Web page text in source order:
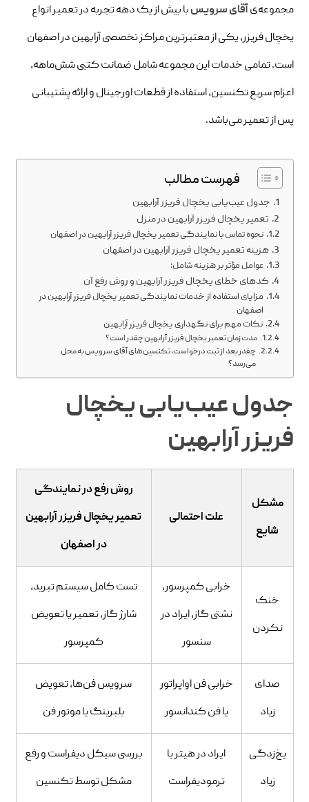
مجموعه‌یآقای سرویسبا بیش از یک دهه تجربه در تعمیر انواع
یخچال‌ فریزر، یکی از معتبرترین مراکز تخصصی آرابهین در اصفهان
است. تمامی خدمات این مجموعه شامل ضمانت کتبی شش‌ماهه،
اعزام سریع تکنسین، استفاده از قطعات اورجینال و ارائه پشتیبانی
پس از تعمیر می‌باشد.
فهرست مطالب
جدول عیب‌یابی یخچال فریزر آرابهین
تعمیر یخچال فریزر آرابهین در منزل
نحوه تماس با نمایندگی تعمیر یخچال فریزر آرابهین در اصفهان
هزینه تعمیر یخچال فریزر آرابهین در اصفهان
عوامل مؤثر بر هزینه شامل:
کدهای خطای یخچال فریزر آرابهین و روش رفع آن
مزایای استفاده از خدمات نمایندگی تعمیر یخچال فریزر آرابهین در
اصفهان
نکات مهم برای نگهداری یخچال فریزر آرابهین
مدت زمان تعمیر یخچال فریزر آرابهین چقدر است؟
چقدر بعد از ثبت درخواست، تکنسین های آقای سرویس به محل
می‌رسد؟
جدول عیب‌یابی یخچال
فریزر آرابهین
مشکل
شایع
علت احتمالی
روش رفع در نمایندگی
تعمیر یخچال فریزر آرابهین
در اصفهان
خنک
نکردن
خرابی کمپرسور،
نشتی گاز، ایراد در
سنسور
تست کامل سیستم تبرید،
شارژ گاز، تعمیر یا تعویض
کمپرسور
صدای
زیاد
خرابی فن اواپراتور
یا فن کندانسور
سرویس فن‌ها، تعویض
بلبرینگ یا موتور فن
یخ‌زدگی
زیاد
ایراد در هیتر یا
ترمودیفراست
بررسی سیکل دیفراست و رفع
مشکل توسط تکنسین